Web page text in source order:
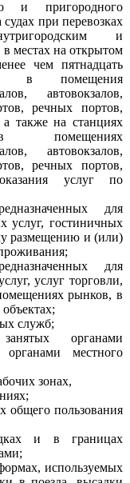
и пригородного
при перевозках
и
местах на открытом
чем пятнадцать
в помещения
автовокзалов,
речных портов,
а также на станциях
в помещениях
автовокзалов,
речных портов,
услуг по
для
услуг, гостиничных
размещению и (или)
для
услуг торговли,
рынков, в
служб;
органами
органами местного
зонах,
общего пользования
и в границах
используемых